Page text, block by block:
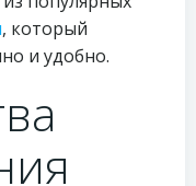
, который
и удобно.